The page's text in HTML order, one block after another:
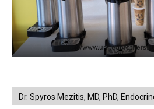
https://
Dr. Spyros Mezitis, MD, PhD,